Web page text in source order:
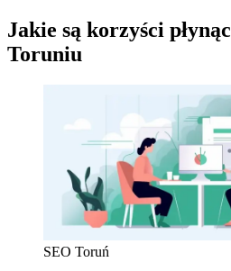
Jakie są korzyści
Toruniu
SEO Toruń